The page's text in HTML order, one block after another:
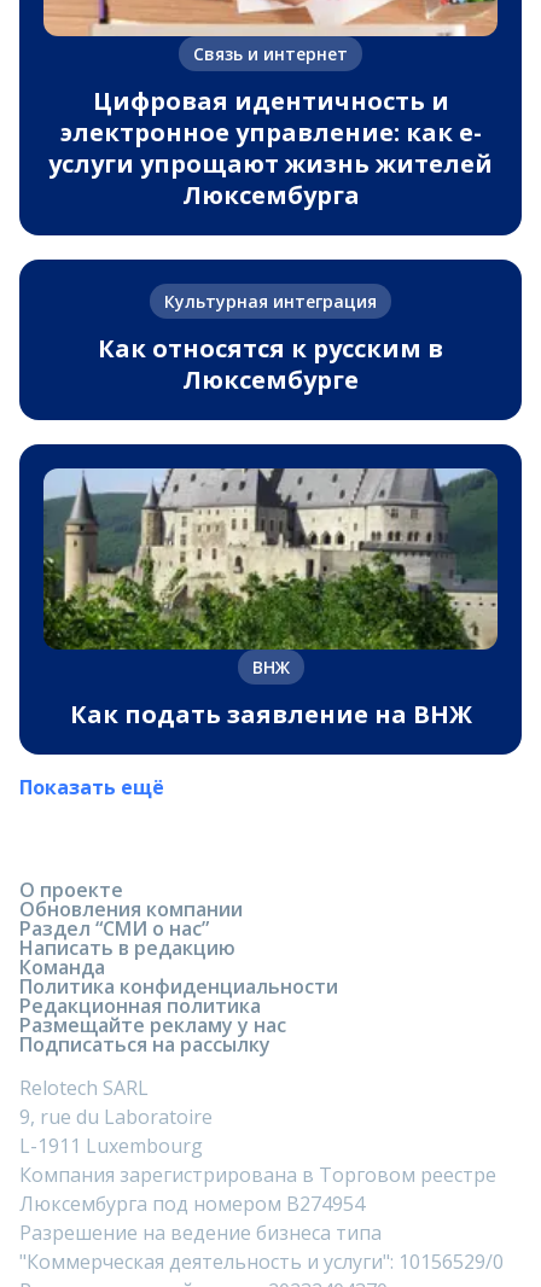
Связь и интернет
Цифровая идентичность и
электронное управление: как e-
услуги упрощают жизнь жителей
Люксембурга
Культурная интеграция
Как относятся к русским в
Люксембурге
ВНЖ
Как подать заявление на ВНЖ
Показать ещё
О проекте
Обновления компании
Раздел “СМИ о нас”
Написать в редакцию
Команда
Политика конфиденциальности
Редакционная политика
Размещайте рекламу у нас
Подписаться на рассылку
Relotech SARL
9, rue du Laboratoire
L-1911 Luxembourg
Компания зарегистрирована в Торговом реестре
Люксембурга под номером B274954
Разрешение на ведение бизнеса типа
"Коммерческая деятельность и услуги": 10156529/0